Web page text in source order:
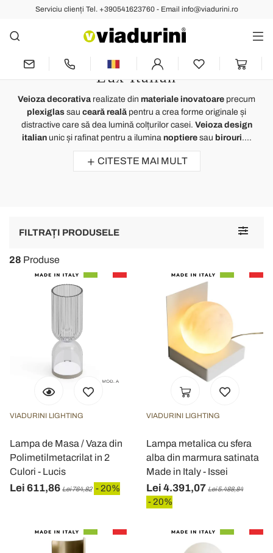
Serviciu clienți Tel. +390541623760 - Email info@viadurini.ro
Veioza Decorativa și Design
pentru Sufragerie sau Dormitor -
Lux Italian
Veioza decorativa realizate din materiale inovatoare precum
plexiglas sau ceară reală pentru a crea forme originale și
distractive care să dea lumină colțurilor casei. Veioza design
italianunic și rafinat pentru a ilumina noptieresau birouri....
CITESTE MAI MULT
Toggle
FILTRAȚI PRODUSELE
28 Produse
VIADURINI LIGHTING
Lampa de Masa / Vaza din
Polimetilmetacrilat in 2
Culori - Lucis
Lei 611,86 Lei 764,82 - 20%
VIADURINI LIGHTING
Lampa metalica cu sfera
alba din marmura satinata
Made in Italy - Issei
Lei 4.391,07 Lei 5.488,84
- 20%